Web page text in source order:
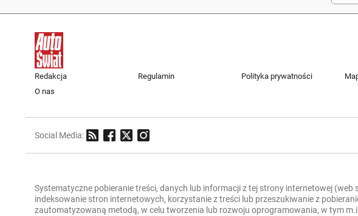
Redakcja Regulamin Polityka prywatności
O nas
Social Media:
Systematyczne pobieranie treści, danych lub informacji z tej strony internetowej
indeksowanie stron internetowych, korzystanie z treści lub przeszukiwanie z
zautomatyzowaną metodą, w celu tworzenia lub rozwoju oprogramowania, w tym